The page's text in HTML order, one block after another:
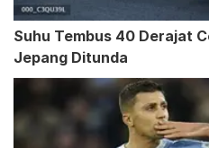
Suhu Tembus 40 Derajat
Jepang Ditunda